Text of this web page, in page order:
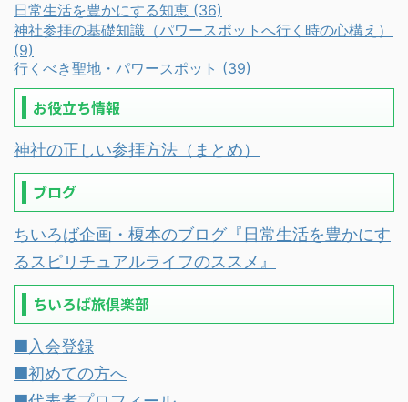
日常生活を豊かにする知恵 (36)
神社参拝の基礎知識（パワースポットへ行く時の心構え）
(9)
行くべき聖地・パワースポット (39)
お役立ち情報
神社の正しい参拝方法（まとめ）
ブログ
ちいろば企画・榎本のブログ『日常生活を豊かにす
るスピリチュアルライフのススメ』
ちいろば旅倶楽部
■入会登録
■初めての方へ